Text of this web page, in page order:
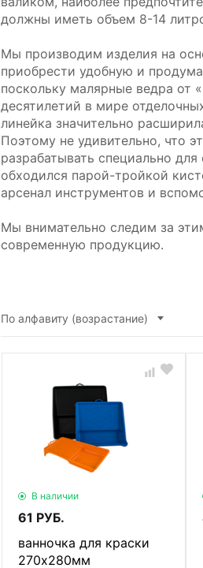
должны иметь объем 8-14
Мы производим изделия на
приобрести удобную и
поскольку малярные ведра от
десятилетий в мире
линейка значительно
Поэтому не удивительно, что
разрабатывать специально
обходился парой-тройкой
арсенал инструментов и
Мы внимательно следим за
современную продукцию.
По алфавиту (возрастание)
В наличии
61 РУБ.
ванночка для краски
270х280мм